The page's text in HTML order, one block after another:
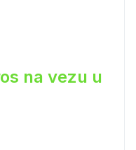
na vezu u